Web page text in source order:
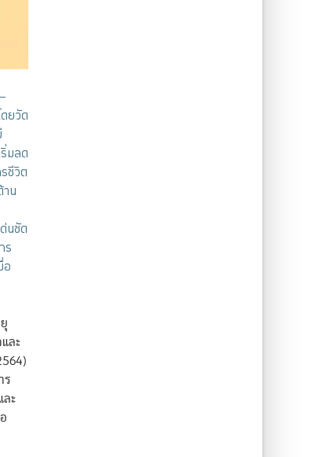
ยวัด
มลด
ชีวิต
น
นชัด
ร
อ
ละ
ร
ะ